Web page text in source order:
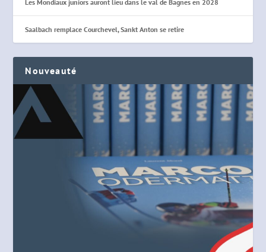
Les Mondiaux juniors auront lieu dans le val de Bagnes en 2028
Saalbach remplace Courchevel, Sankt Anton se retire
Nouveauté